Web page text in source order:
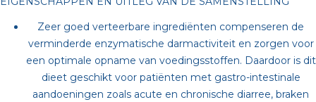
Zeer goed verteerbare ingrediënten compenseren de
verminderde enzymatische darmactiviteit en zorgen voor
een optimale opname van voedingsstoffen. Daardoor is dit
dieet geschikt voor patiënten met gastro-intestinale
aandoeningen zoals acute en chronische diarree, braken